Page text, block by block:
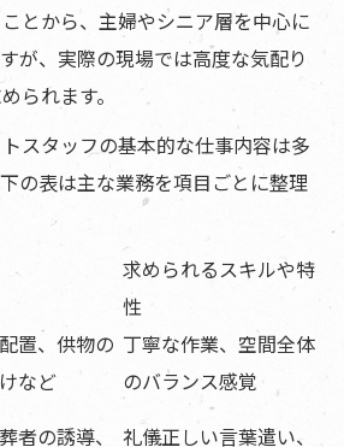
給制度とその有無
・待遇の比較要素
とから、主婦やシニア層を中心に
が、実際の現場では高度な気配り
られます。
スタッフの基本的な仕事内容は多
の表は主な業務を項目ごとに整理
求められるスキルや特
性
置、供物の
など
丁寧な作業、空間全体
のバランス感覚
者の誘導、 礼儀正しい言葉遣い、